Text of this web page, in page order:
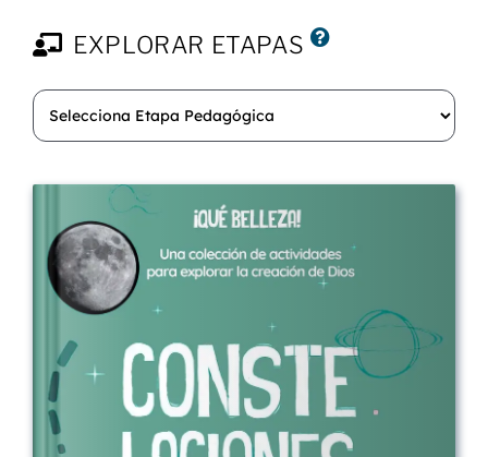
EXPLORAR ETAPAS